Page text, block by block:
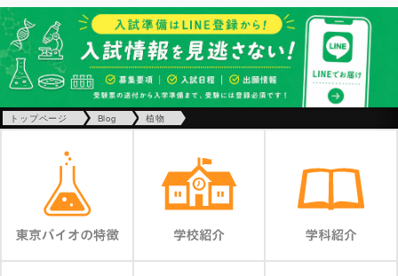
トップページ Blog 植物